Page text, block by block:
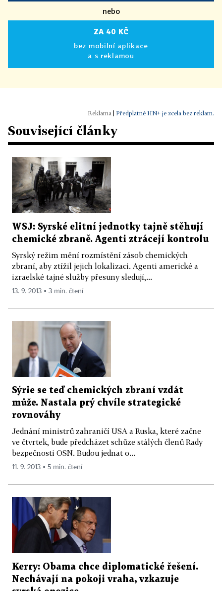
nebo
ZA 40 KČ
bez mobilní aplikace
a s reklamou
Předplatné HN+ je zcela bez reklam.
Související články
WSJ: Syrské elitní jednotky tajně stěhují
chemické zbraně. Agenti ztrácejí kontrolu
Syrský režim mění rozmístění zásob chemických
zbraní, aby ztížil jejich lokalizaci. Agenti americké a
izraelské tajné služby přesuny sledují,...
13. 9. 2013 ▪ 3 min. čtení
Sýrie se teď chemických zbraní vzdát
může. Nastala prý chvíle strategické
rovnováhy
Jednání ministrů zahraničí USA a Ruska, které začne
ve čtvrtek, bude předcházet schůze stálých členů Rady
bezpečnosti OSN. Budou jednat o...
11. 9. 2013 ▪ 5 min. čtení
Kerry: Obama chce diplomatické řešení.
Nechávají na pokoji vraha, vzkazuje